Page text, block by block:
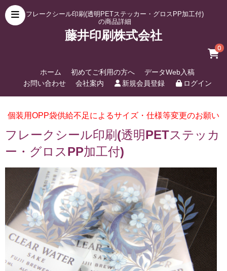
フレークシール印刷(透明PETステッカー・グロスPP加工付)
の商品詳細
藤井印刷株式会社
0
ホーム 初めてご利用の方へ
データWeb入稿
お問い合わせ
会社案内 新規会員登録 ログイン
個装用OPP袋供給不足によるサイズ・仕様等変更のお願い
フレークシール印刷(透明PETステッカ
ー・グロスPP加工付)